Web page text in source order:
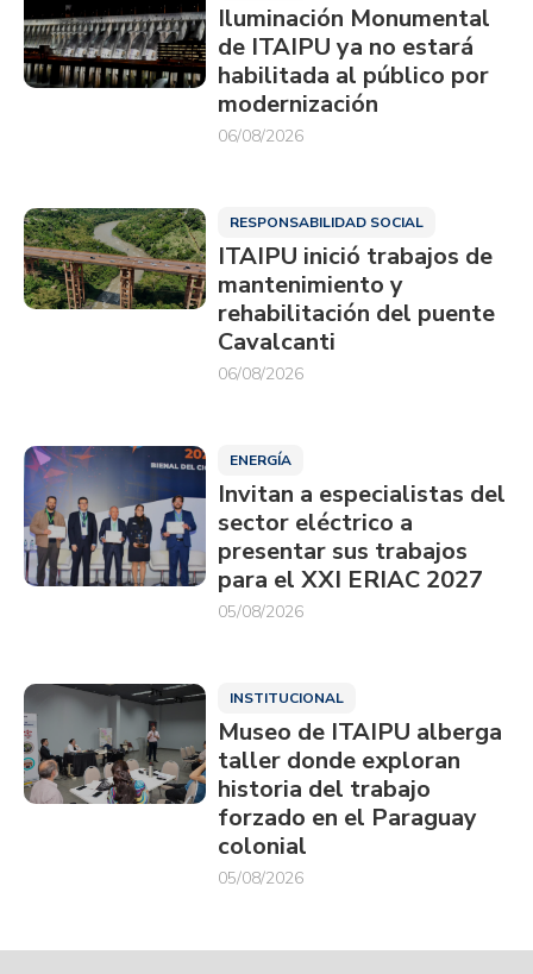
Iluminación Monumental
de ITAIPU ya no estará
habilitada al público por
modernización
06/08/2026
RESPONSABILIDAD SOCIAL
ITAIPU inició trabajos de
mantenimiento y
rehabilitación del puente
Cavalcanti
06/08/2026
ENERGÍA
Invitan a especialistas del
sector eléctrico a
presentar sus trabajos
para el XXI ERIAC 2027
05/08/2026
INSTITUCIONAL
Museo de ITAIPU alberga
taller donde exploran
historia del trabajo
forzado en el Paraguay
colonial
05/08/2026